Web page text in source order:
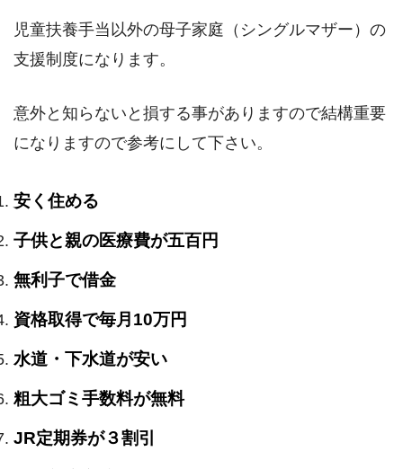
児童扶養手当以外の母子家庭（シングルマザー）の
支援制度になります。
意外と知らないと損する事がありますので結構重要
になりますので参考にして下さい。
安く住める
子供と親の医療費が五百円
無利子で借金
資格取得で毎月10万円
水道・下水道が安い
粗大ゴミ手数料が無料
JR定期券が３割引